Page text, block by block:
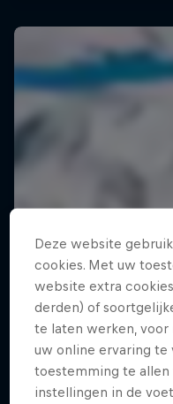
Deze website
cookies. Met uw
website extra
derden) of
te laten werken,
uw online ervaring te
toestemming te
instellingen in de